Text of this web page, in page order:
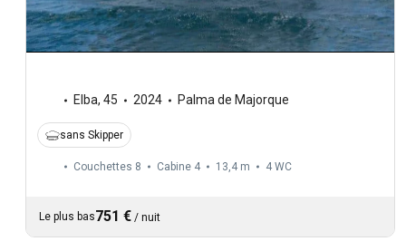
Elba, 45 2024 Palma de Majorque
sans Skipper
Couchettes 8 Cabine 4 13,4 m 4 WC
Le plus bas751 € / nuit